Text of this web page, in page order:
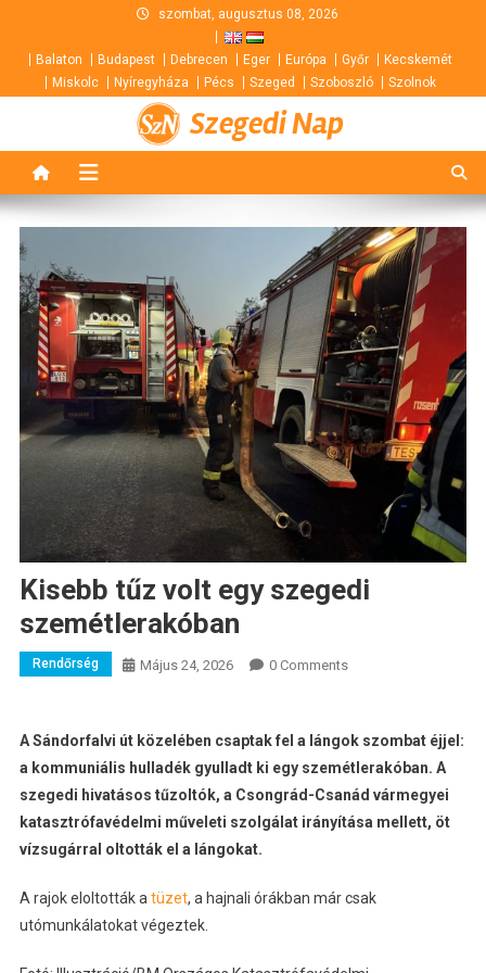
content
szombat, augusztus 08, 2026
Balaton Budapest Debrecen Eger Európa Győr
Kecskemét
Miskolc
Nyíregyháza Pécs Szeged Szoboszló Szolnok
Szegedi Nap
Kisebb tűz volt egy szegedi
szemétlerakóban
Rendőrség Május 24, 2026 0 Comments
A Sándorfalvi út közelében csaptak fel a lángok szombat éjjel:
a kommuniális hulladék gyulladt ki egy szemétlerakóban. A
szegedi hivatásos tűzoltók, a Csongrád-Csanád vármegyei
katasztrófavédelmi műveleti szolgálat irányítása mellett, öt
vízsugárral oltották el a lángokat.
A rajok eloltották a tüzet, a hajnali órákban már csak
utómunkálatokat végeztek.